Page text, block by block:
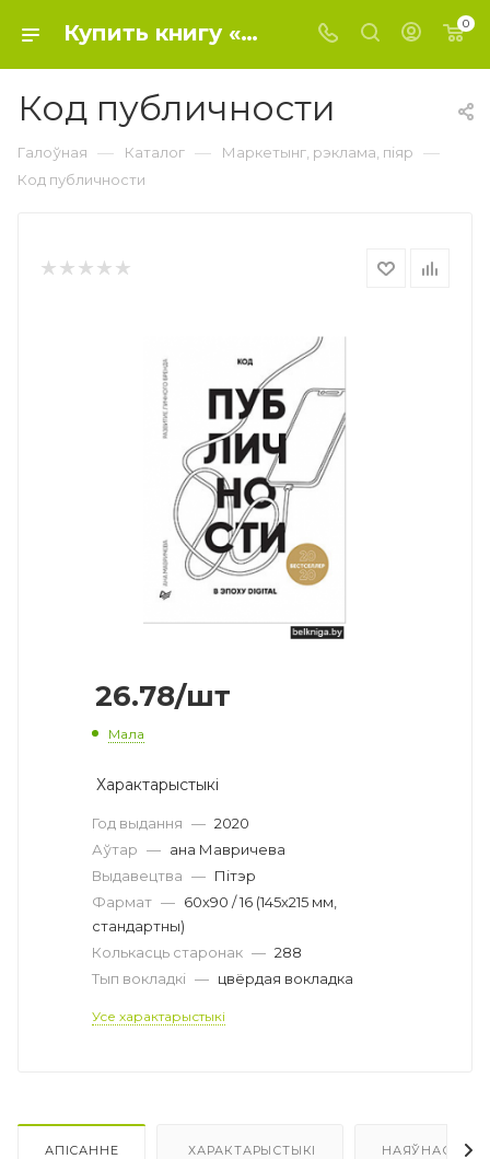
Купить книгу «Код публичности» 2020, Ана Мавричева - Маркетинг, реклама, пиар 0
Код публичности
Галоўная — Каталог — Маркетынг, рэклама, піяр —
Код публичности
26.78/шт
Мала
Характарыстыкі
Год выдання — 2020
Аўтар — ана Мавричева
Выдавецтва — Пітэр
Фармат — 60х90 / 16 (145х215 мм,
стандартны)
Колькасць старонак — 288
Тып вокладкі — цвёрдая вокладка
Усе характарыстыкі
АПІСАННЕ ХАРАКТАРЫСТЫКІ НАЯЎНАСЦЬ